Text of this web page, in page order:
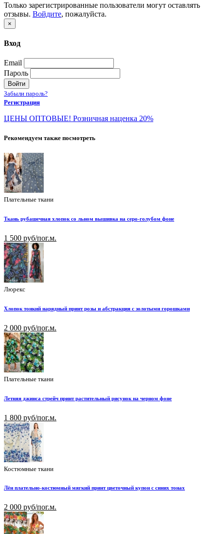
Только зарегистрированные пользователи могут оставлять
отзывы. Войдите, пожалуйста.
×
Вход
Email
Пароль
Войти
Забыли пароль?
Регистрация
ЦЕНЫ ОПТОВЫЕ! Розничная наценка 20%
Рекомендуем также посмотреть
Плательные ткани
Ткань рубашечная хлопок со льном вышивка на серо-голубом фоне
1 500 руб/пог.м.
Люрекс
Хлопок тонкий нарядный принт розы и абстракция с золотыми горошками
2 000 руб/пог.м.
Плательные ткани
Летняя джинса стрейч принт растительный рисунок на черном фоне
1 800 руб/пог.м.
Костюмные ткани
Лён плательно-костюмный мягкий принт цветочный купон с синих тонах
2 000 руб/пог.м.